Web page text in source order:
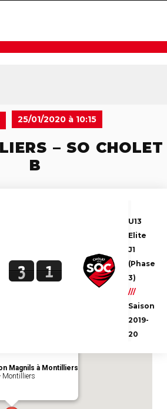
25/01/2020 à 10:15
– SO CHOLET
B
3 1
U13
Elite
J1
(Phase
3)
///
Saison
2019-
20
match :Stade Rampillon
Magnils à Montilliers
Montilliers